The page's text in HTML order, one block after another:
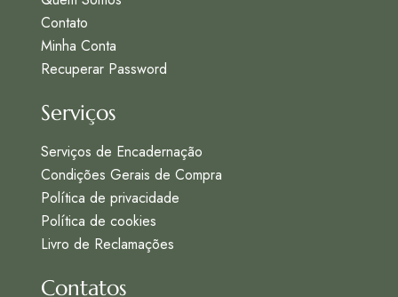
Contato
Minha Conta
Recuperar Password
Serviços
Serviços de Encadernação
Condições Gerais de Compra
Política de privacidade
Política de cookies
Livro de Reclamações
Contatos